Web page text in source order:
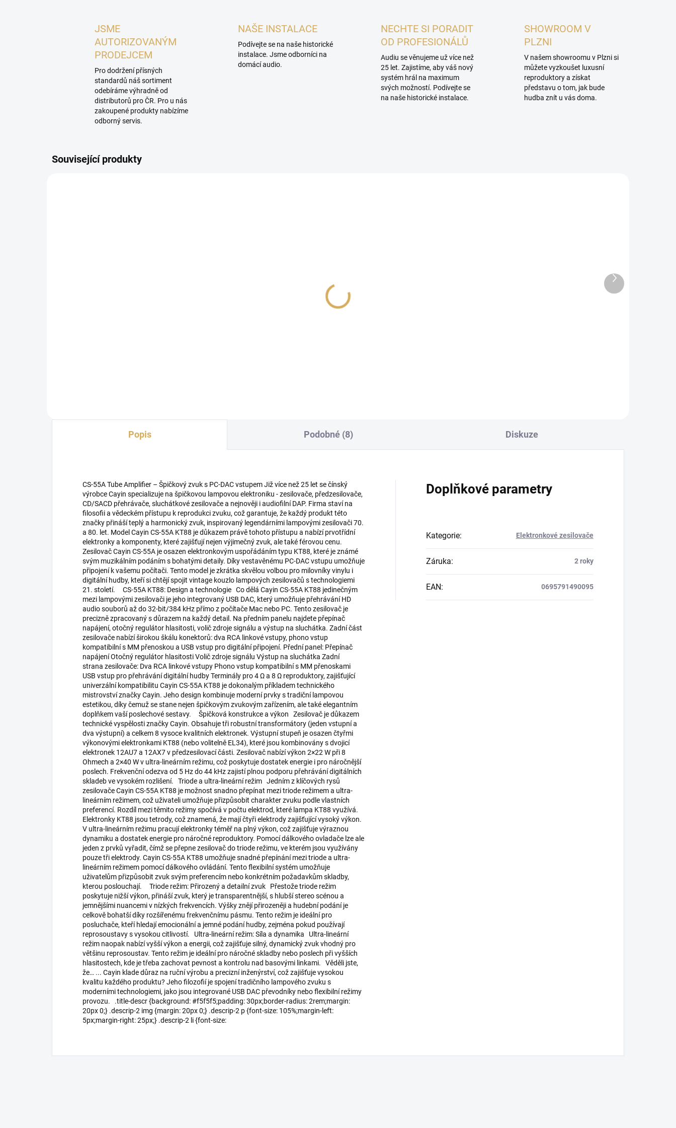
JSME
AUTORIZOVANÝM
PRODEJCEM
Pro dodržení přísných
standardů náš sortiment
odebíráme výhradně od
distributorů pro ČR. Pro u nás
zakoupené produkty nabízíme
odborný servis.
NAŠE INSTALACE
Podívejte se na naše historické
instalace. Jsme odborníci na
domácí audio.
NECHTE SI PORADIT
OD PROFESIONÁLŮ
Audiu se věnujeme už více než
25 let. Zajistíme, aby váš nový
systém hrál na maximum
svých možností. Podívejte se
na naše historické instalace.
SHOWROOM V
PLZNI
V našem showroomu v Plzni si
můžete vyzkoušet luxusní
reproduktory a získat
představu o tom, jak bude
hudba znít u vás doma.
Související produkty
Další
produkt
Popis Podobné (8) Diskuze
CS-55A Tube Amplifier – Špičkový zvuk s PC-DAC vstupem Již více než 25 let se čínský
výrobce Cayin specializuje na špičkovou lampovou elektroniku - zesilovače, předzesilovače,
CD/SACD přehrávače, sluchátkové zesilovače a nejnověji i audiofilní DAP. Firma staví na
filosofii a vědeckém přístupu k reprodukci zvuku, což garantuje, že každý produkt této
značky přináší teplý a harmonický zvuk, inspirovaný legendárními lampovými zesilovači 70.
a 80. let. Model Cayin CS-55A KT88 je důkazem právě tohoto přístupu a nabízí prvotřídní
elektronky a komponenty, které zajišťují nejen výjimečný zvuk, ale také férovou cenu.
Zesilovač Cayin CS-55A je osazen elektronkovým uspořádáním typu KT88, které je známé
svým muzikálním podáním s bohatými detaily. Díky vestavěnému PC-DAC vstupu umožňuje
připojení k vašemu počítači. Tento model je zkrátka skvělou volbou pro milovníky vinylu i
digitální hudby, kteří si chtějí spojit vintage kouzlo lampových zesilovačů s technologiemi
21. století. CS-55A KT88: Design a technologie Co dělá Cayin CS-55A KT88 jedinečným
mezi lampovými zesilovači je jeho integrovaný USB DAC, který umožňuje přehrávání HD
audio souborů až do 32-bit/384 kHz přímo z počítače Mac nebo PC. Tento zesilovač je
precizně zpracovaný s důrazem na každý detail. Na předním panelu najdete přepínač
napájení, otočný regulátor hlasitosti, volič zdroje signálu a výstup na sluchátka. Zadní část
zesilovače nabízí širokou škálu konektorů: dva RCA linkové vstupy, phono vstup
kompatibilní s MM přenoskou a USB vstup pro digitální připojení. Přední panel: Přepínač
napájení Otočný regulátor hlasitosti Volič zdroje signálu Výstup na sluchátka Zadní
strana zesilovače: Dva RCA linkové vstupy Phono vstup kompatibilní s MM přenoskami
USB vstup pro přehrávání digitální hudby Terminály pro 4 Ω a 8 Ω reproduktory, zajišťující
univerzální kompatibilitu Cayin CS-55A KT88 je dokonalým příkladem technického
mistrovství značky Cayin. Jeho design kombinuje moderní prvky s tradiční lampovou
estetikou, díky čemuž se stane nejen špičkovým zvukovým zařízením, ale také elegantním
doplňkem vaší poslechové sestavy. Špičková konstrukce a výkon Zesilovač je důkazem
technické vyspělosti značky Cayin. Obsahuje tři robustní transformátory (jeden vstupní a
dva výstupní) a celkem 8 vysoce kvalitních elektronek. Výstupní stupeň je osazen čtyřmi
výkonovými elektronkami KT88 (nebo volitelně EL34), které jsou kombinovány s dvojicí
elektronek 12AU7 a 12AX7 v předzesilovací části. Zesilovač nabízí výkon 2×22 W při 8
Ohmech a 2×40 W v ultra-lineárním režimu, což poskytuje dostatek energie i pro náročnější
poslech. Frekvenční odezva od 5 Hz do 44 kHz zajistí plnou podporu přehrávání digitálních
skladeb ve vysokém rozlišení. Triode a ultra-lineární režim Jedním z klíčových rysů
zesilovače Cayin CS-55A KT88 je možnost snadno přepínat mezi triode režimem a ultra-
lineárním režimem, což uživateli umožňuje přizpůsobit charakter zvuku podle vlastních
preferencí. Rozdíl mezi těmito režimy spočívá v počtu elektrod, které lampa KT88 využívá.
Elektronky KT88 jsou tetrody, což znamená, že mají čtyři elektrody zajišťující vysoký výkon.
V ultra-lineárním režimu pracují elektronky téměř na plný výkon, což zajišťuje výraznou
dynamiku a dostatek energie pro náročné reproduktory. Pomocí dálkového ovladače lze ale
jeden z prvků vyřadit, čímž se přepne zesilovač do triode režimu, ve kterém jsou využívány
pouze tři elektrody. Cayin CS-55A KT88 umožňuje snadné přepínání mezi triode a ultra-
lineárním režimem pomocí dálkového ovládání. Tento flexibilní systém umožňuje
uživatelům přizpůsobit zvuk svým preferencím nebo konkrétním požadavkům skladby,
kterou poslouchají. Triode režim: Přirozený a detailní zvuk Přestože triode režim
poskytuje nižší výkon, přináší zvuk, který je transparentnější, s hlubší stereo scénou a
jemnějšími nuancemi v nízkých frekvencích. Výšky znějí přirozeněji a hudební podání je
celkově bohatší díky rozšířenému frekvenčnímu pásmu. Tento režim je ideální pro
posluchače, kteří hledají emocionální a jemné podání hudby, zejména pokud používají
reprosoustavy s vysokou citlivostí. Ultra-lineární režim: Síla a dynamika Ultra-lineární
režim naopak nabízí vyšší výkon a energii, což zajišťuje silný, dynamický zvuk vhodný pro
většinu reprosoustav. Tento režim je ideální pro náročné skladby nebo poslech při vyšších
hlasitostech, kde je třeba zachovat pevnost a kontrolu nad basovými linkami. Věděli jste,
že… ... Cayin klade důraz na ruční výrobu a precizní inženýrství, což zajišťuje vysokou
kvalitu každého produktu? Jeho filozofií je spojení tradičního lampového zvuku s
moderními technologiemi, jako jsou integrované USB DAC převodníky nebo flexibilní režimy
provozu. .title-descr {background: #f5f5f5;padding: 30px;border-radius: 2rem;margin:
20px 0;} .descrip-2 img {margin: 20px 0;} .descrip-2 p {font-size: 105%;margin-left:
5px;margin-right: 25px;} .descrip-2 li {font-size:
Doplňkové parametry
Kategorie: Elektronkové zesilovače
Záruka: 2 roky
EAN: 0695791490095